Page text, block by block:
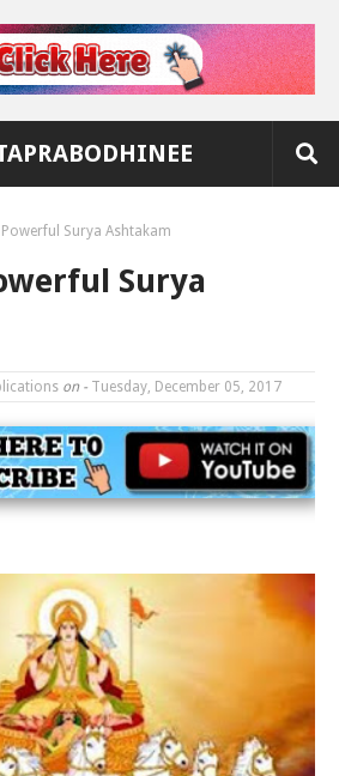
Powerful Surya Ashtakam
Surya
on - Tuesday, December 05, 2017